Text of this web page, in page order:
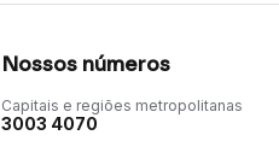
Nossos números
Capitais e regiões metropolitanas
3003 4070